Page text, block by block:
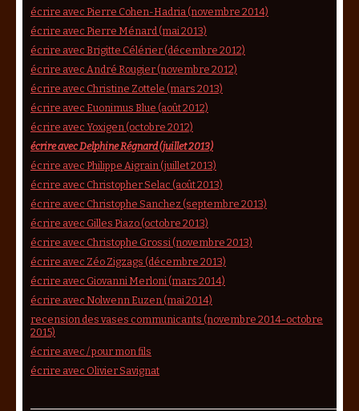
écrire avec Pierre Cohen-Hadria (novembre 2014)
écrire avec Pierre Ménard (mai 2013)
écrire avec Brigitte Célérier (décembre 2012)
écrire avec André Rougier (novembre 2012)
écrire avec Christine Zottele (mars 2013)
écrire avec Euonimus Blue (août 2012)
écrire avec Yoxigen (octobre 2012)
écrire avec Delphine Régnard (juillet 2013)
écrire avec Philippe Aigrain (juillet 2013)
écrire avec Christopher Selac (août 2013)
écrire avec Christophe Sanchez (septembre 2013)
écrire avec Gilles Piazo (octobre 2013)
écrire avec Christophe Grossi (novembre 2013)
écrire avec Zéo Zigzags (décembre 2013)
écrire avec Giovanni Merloni (mars 2014)
écrire avec Nolwenn Euzen (mai 2014)
recension des vases communicants (novembre 2014-octobre
2015)
écrire avec / pour mon fils
écrire avec Olivier Savignat